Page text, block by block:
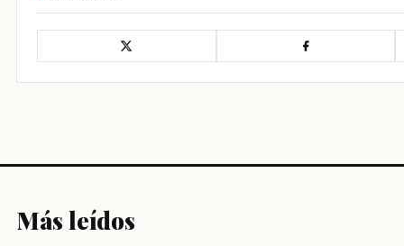
Más leídos